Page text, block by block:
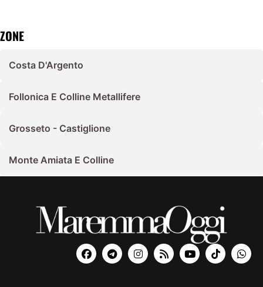
ZONE
Costa D'Argento
Follonica E Colline Metallifere
Grosseto - Castiglione
Monte Amiata E Colline